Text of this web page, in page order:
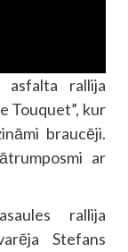
rallija
Touquet”, kur
braucēji.
ar
rallija
Stefans